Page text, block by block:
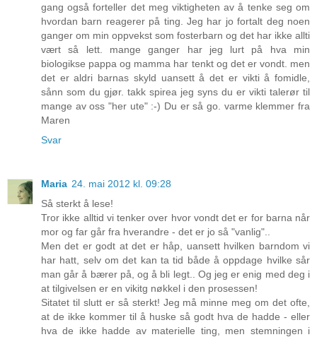
gang også forteller det meg viktigheten av å tenke seg om
hvordan barn reagerer på ting. Jeg har jo fortalt deg noen
ganger om min oppvekst som fosterbarn og det har ikke allti
vært så lett. mange ganger har jeg lurt på hva min
biologikse pappa og mamma har tenkt og det er vondt. men
det er aldri barnas skyld uansett å det er vikti å fomidle,
sånn som du gjør. takk spirea jeg syns du er vikti talerør til
mange av oss "her ute" :-) Du er så go. varme klemmer fra
Maren
Svar
Maria 24. mai 2012 kl. 09:28
Så sterkt å lese!
Tror ikke alltid vi tenker over hvor vondt det er for barna når
mor og far går fra hverandre - det er jo så "vanlig"..
Men det er godt at det er håp, uansett hvilken barndom vi
har hatt, selv om det kan ta tid både å oppdage hvilke sår
man går å bærer på, og å bli legt.. Og jeg er enig med deg i
at tilgivelsen er en vikitg nøkkel i den prosessen!
Sitatet til slutt er så sterkt! Jeg må minne meg om det ofte,
at de ikke kommer til å huske så godt hva de hadde - eller
hva de ikke hadde av materielle ting, men stemningen i